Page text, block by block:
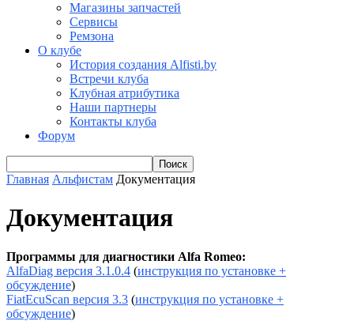
Магазины запчастей
Сервисы
Ремзона
О клубе
История создания Alfisti.by
Встречи клуба
Клубная атрибутика
Наши партнеры
Контакты клуба
Форум
Главная Альфистам Документация
Документация
Программы для диагностики Alfa Romeo:
AlfaDiag версия 3.1.0.4 (инструкция по установке +
обсуждение)
FiatEcuScan версия 3.3 (инструкция по установке +
обсуждение)